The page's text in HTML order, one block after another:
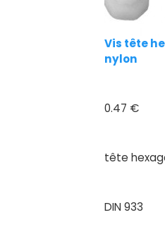
Vis tête
nylon
0.47 €
tête
DIN 933